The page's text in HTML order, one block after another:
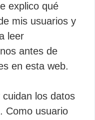
explico qué
mis usuarios y
leer
antes de
en esta web.
los datos
Como usuario